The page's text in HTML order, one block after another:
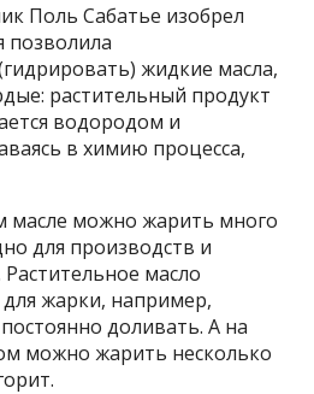
Поль Сабатье изобрел
позволила
жидкие масла,
растительный продукт
водородом и
в химию процесса,
масле можно жарить много
для производств и
масло
для жарки, например,
доливать. А на
можно жарить несколько